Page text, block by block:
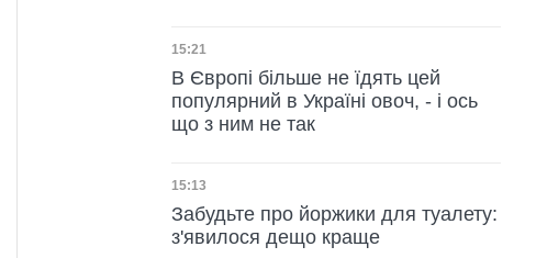
Дата публікації
15:21
В Європі більше не їдять цей
популярний в Україні овоч, - і ось
що з ним не так
Дата публікації
15:13
Забудьте про йоржики для туалету:
з'явилося дещо краще